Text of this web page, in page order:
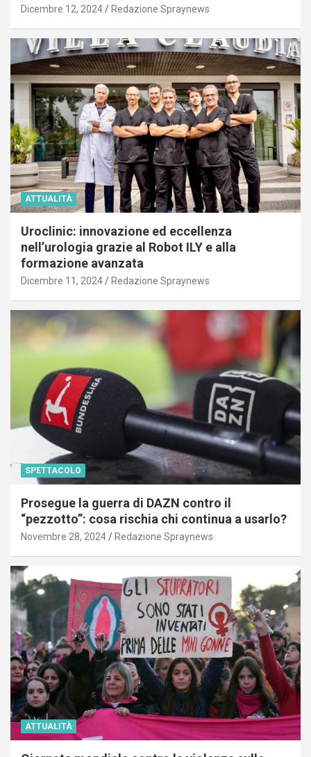
Dicembre 12, 2024 Redazione Spraynews
ATTUALITÀ
Uroclinic: innovazione ed eccellenza
nell’urologia grazie al Robot ILY e alla
formazione avanzata
Dicembre 11, 2024 Redazione Spraynews
SPETTACOLO
Prosegue la guerra di DAZN contro il
“pezzotto”: cosa rischia chi continua a usarlo?
Novembre 28, 2024 Redazione Spraynews
ATTUALITÀ